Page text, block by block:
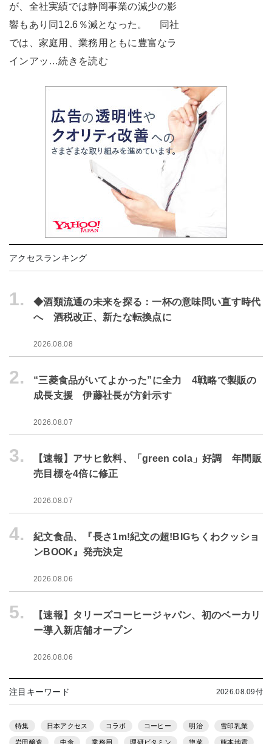
が、全社実績では静岡事業の減少の影
響もあり同12.6％減となった。 同社
では、家庭用、業務用ともに豊富なラ
インアッ…続きを読む
アクセスランキング
1.
◆酒類流通の未来を探る：一杯の意味問い直す時代
へ 酒税改正、新たな転換点に
2026.08.08
2.
“三菱食品がいてよかった”に全力 4戦略で製販の
成長支援 伊藤社長が方針示す
2026.08.07
3.
【速報】アサヒ飲料、「green cola」好調 年間販
売目標を4倍に修正
2026.08.07
4.
紀文食品、『長さ1m!紀文の超!BIGちくわクッショ
ンBOOK』発売決定
2026.08.06
5.
【速報】タリーズコーヒージャパン、初のベーカリ
ー導入新店舗オープン
2026.08.06
注目キーワード 2026.08.09付
特集 日本アクセス コラボ コーヒー 明治 雪印乳業
岩田醸造 中食 業務用 理研ビタミン 惣菜 熊本地震